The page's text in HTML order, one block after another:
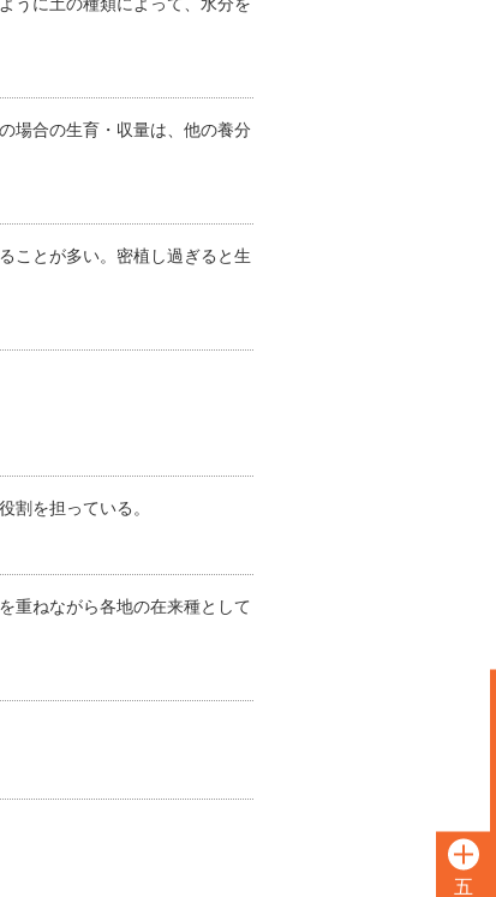
五
場合の生育・収量は、他の養分
ことが多い。密植し過ぎると生
割を担っている。
重ねながら各地の在来種として